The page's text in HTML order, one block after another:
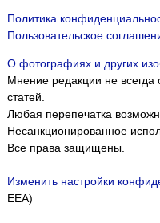
Политика
Пользовательское
О фотографиях и других
Мнение редакции не всегда
статей.
Любая перепечатка
Несанкционированное
Все права защищены.
Изменить настройки
EEA)